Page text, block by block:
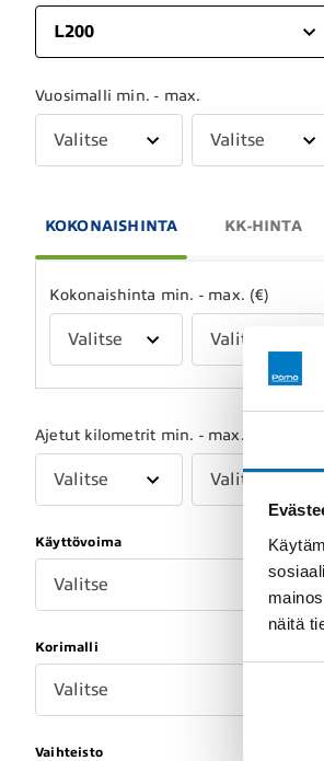
näitä
L200
Vuosimalli min. - max.
Valitse Valitse
KOKONAISHINTA KK-HINTA
Kokonaishinta min. - max. (€)
Valitse Valitse
Ajetut kilometrit min. - max.
Valitse Valitse
Käyttövoima
Valitse
Korimalli
Valitse
Vaihteisto